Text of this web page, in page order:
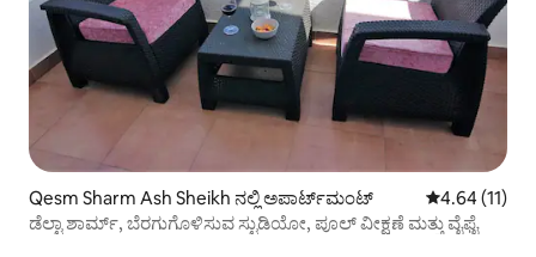
Qesm Sharm Ash Sheikh ನಲ್ಲಿ ಅಪಾರ್ಟ್‌ಮಂಟ್ 5 ರಲ್ಲಿ 4.64
4.64 (11)
ಡೆಲ್ಟಾ ಶಾರ್ಮ್, ಬೆರಗುಗೊಳಿಸುವ ಸ್ಟುಡಿಯೋ, ಪೂಲ್ ವೀಕ್ಷಣೆ ಮತ್ತು ವೈಫೈ